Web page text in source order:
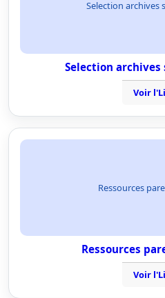
Selection archives
Selection
Voir
Ressources
Ressources
Voir